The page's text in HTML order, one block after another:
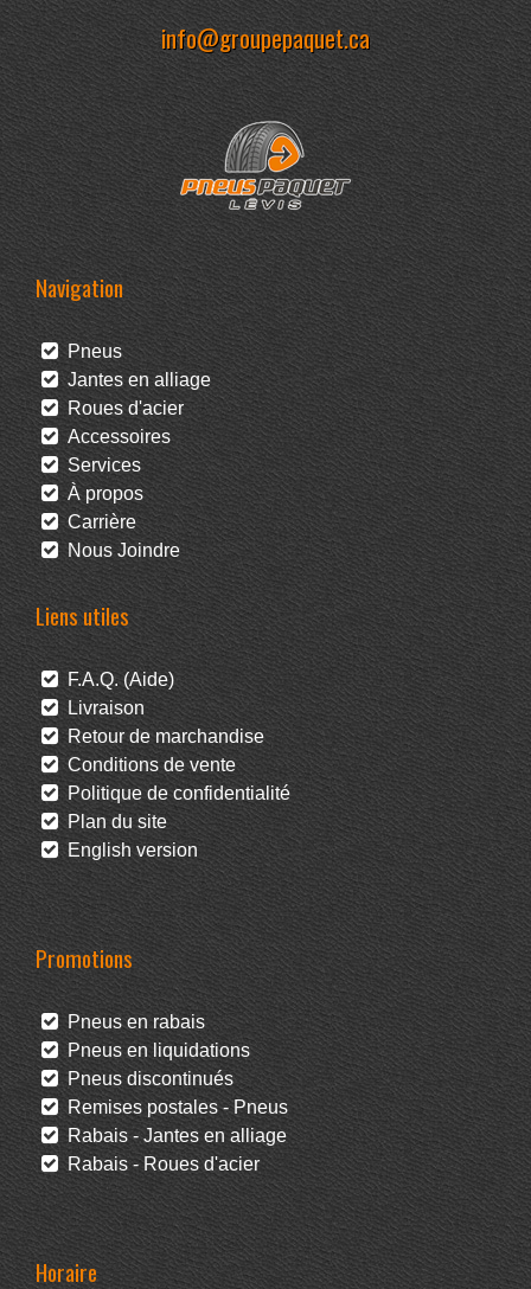
info@groupepaquet.ca
Navigation
Pneus
Jantes en alliage
Roues d'acier
Accessoires
Services
À propos
Carrière
Nous Joindre
Liens utiles
F.A.Q. (Aide)
Livraison
Retour de marchandise
Conditions de vente
Politique de confidentialité
Plan du site
English version
Promotions
Pneus en rabais
Pneus en liquidations
Pneus discontinués
Remises postales - Pneus
Rabais - Jantes en alliage
Rabais - Roues d'acier
Horaire